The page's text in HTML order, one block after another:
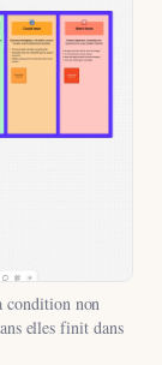
condition non
elles finit dans